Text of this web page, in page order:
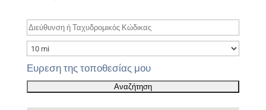
Ευρεση της τοποθεσίας μου